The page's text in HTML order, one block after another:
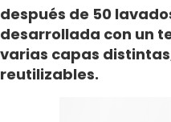
después de 50
desarrollada con un
varias capas
reutilizables.